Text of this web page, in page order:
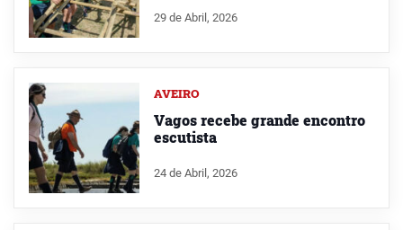
29 de Abril, 2026
AVEIRO
Vagos recebe grande encontro
escutista
24 de Abril, 2026